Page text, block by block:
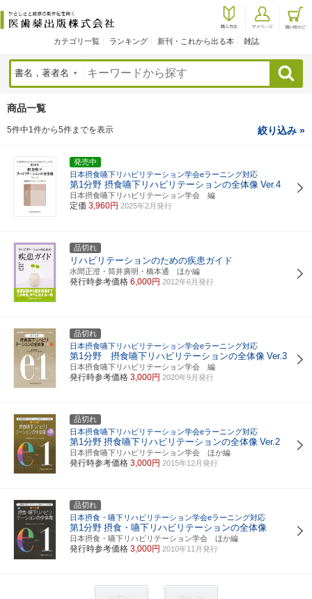
カテゴリ一覧 ランキング 新刊・これから出る本 雑誌
検索
商品一覧
5件中1件から5件までを表示 絞り込み »
発売中
日本摂食嚥下リハビリテーション学会eラーニング対応
第1分野 摂食嚥下リハビリテーションの全体像 Ver.4
日本摂食嚥下リハビリテーション学会 編
定価 3,960円 2025年2月発行
品切れ
リハビリテーションのための疾患ガイド
水間正澄・筒井廣明・橋本通 ほか編
発行時参考価格 6,000円 2012年6月発行
品切れ
日本摂食嚥下リハビリテーション学会eラーニング対応
第1分野 摂食嚥下リハビリテーションの全体像 Ver.3
日本摂食嚥下リハビリテーション学会 編
発行時参考価格 3,000円 2020年9月発行
品切れ
日本摂食嚥下リハビリテーション学会eラーニング対応
第1分野 摂食嚥下リハビリテーションの全体像 Ver.2
日本摂食嚥下リハビリテーション学会 ほか編
発行時参考価格 3,000円 2015年12月発行
品切れ
日本摂食・嚥下リハビリテーション学会eラーニング対応
第1分野 摂食・嚥下リハビリテーションの全体像
日本摂食・嚥下リハビリテーション学会 ほか編
発行時参考価格 3,000円 2010年11月発行